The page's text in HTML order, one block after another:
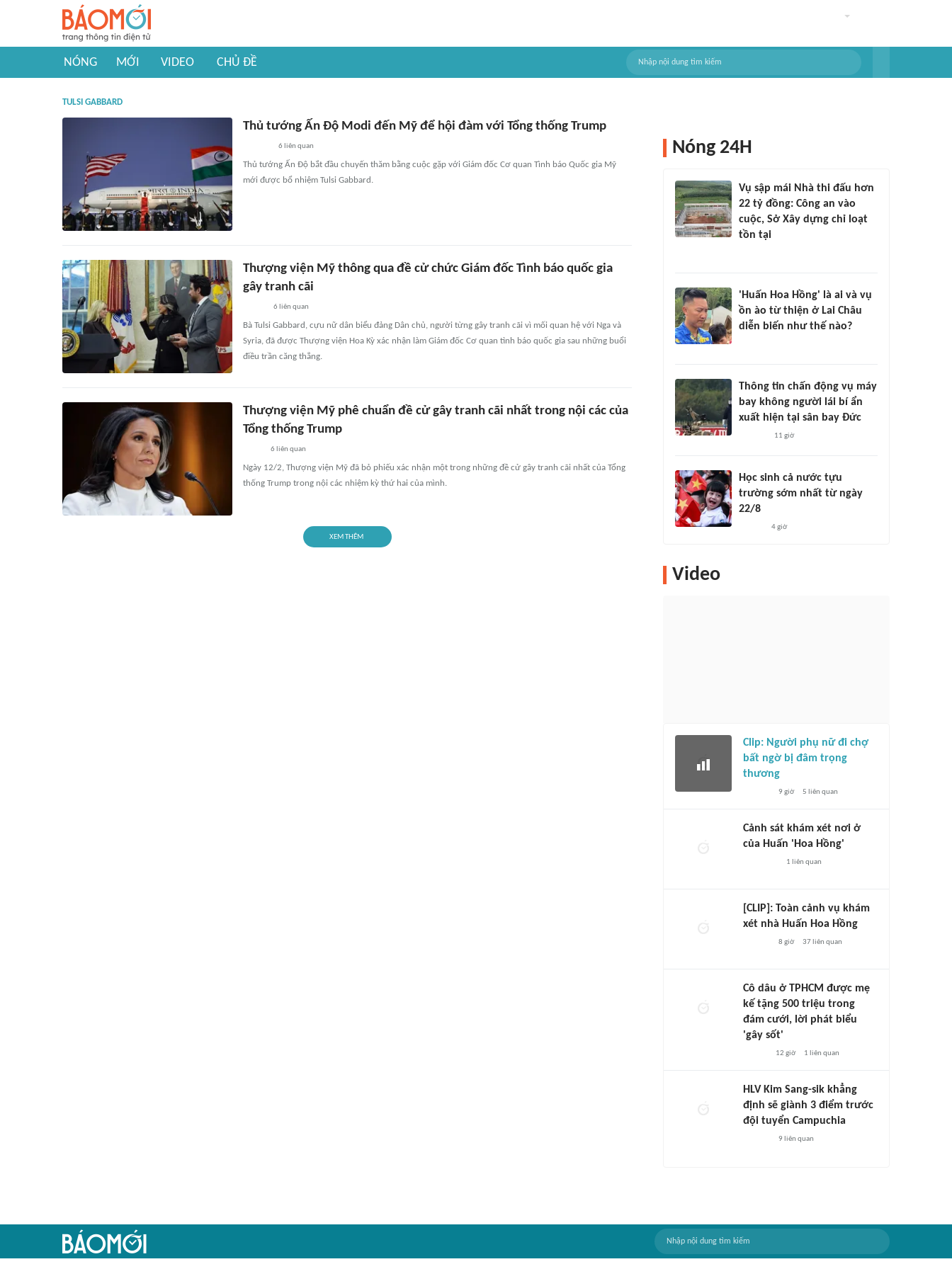
NÓNG MỚI VIDEO CHỦ ĐỀ
TULSI GABBARD
Thủ tướng Ấn Độ Modi đến Mỹ để hội đàm với Tổng thống Trump
6 liên quan
Thủ tướng Ấn Độ bắt đầu chuyến thăm bằng cuộc gặp với Giám đốc Cơ quan Tình báo Quốc gia Mỹ
mới được bổ nhiệm Tulsi Gabbard.
Thượng viện Mỹ thông qua đề cử chức Giám đốc Tình báo quốc gia
gây tranh cãi
6 liên quan
Bà Tulsi Gabbard, cựu nữ dân biểu đảng Dân chủ, người từng gây tranh cãi vì mối quan hệ với Nga và
Syria, đã được Thượng viện Hoa Kỳ xác nhận làm Giám đốc Cơ quan tình báo quốc gia sau những buổi
điều trần căng thẳng.
Thượng viện Mỹ phê chuẩn đề cử gây tranh cãi nhất trong nội các của
Tổng thống Trump
6 liên quan
Ngày 12/2, Thượng viện Mỹ đã bỏ phiếu xác nhận một trong những đề cử gây tranh cãi nhất của Tổng
thống Trump trong nội các nhiệm kỳ thứ hai của mình.
XEM THÊM
Nóng 24H
Vụ sập mái Nhà thi đấu hơn
22 tỷ đồng: Công an vào
cuộc, Sở Xây dựng chỉ loạt
tồn tại
'Huấn Hoa Hồng' là ai và vụ
ồn ào từ thiện ở Lai Châu
diễn biến như thế nào?
Thông tin chấn động vụ máy
bay không người lái bí ẩn
xuất hiện tại sân bay Đức
11 giờ
Học sinh cả nước tựu
trường sớm nhất từ ngày
22/8
4 giờ
Video
Clip: Người phụ nữ đi chợ
bất ngờ bị đâm trọng
thương
9 giờ 5 liên quan
Cảnh sát khám xét nơi ở
của Huấn 'Hoa Hồng'
1 liên quan
[CLIP]: Toàn cảnh vụ khám
xét nhà Huấn Hoa Hồng
8 giờ 37liên quan
Cô dâu ở TPHCM được mẹ
kế tặng 500 triệu trong
đám cưới, lời phát biểu
'gây sốt'
12 giờ 1 liên quan
HLV Kim Sang-sik khẳng
định sẽ giành 3 điểm trước
đội tuyển Campuchia
9 liên quan